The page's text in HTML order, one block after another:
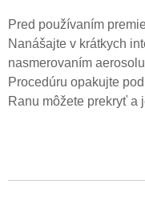
Pred používaním
Nanášajte v krátkych
nasmerovaním
Procedúru opakujte
Ranu môžete prekryť a